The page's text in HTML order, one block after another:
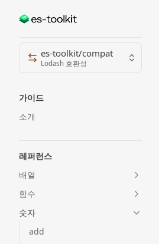
Skip to content
Sidebar Navigation
es-toolkit/compat
Lodash 호환성
가이드
소개
레퍼런스
배열
함수
숫자
add